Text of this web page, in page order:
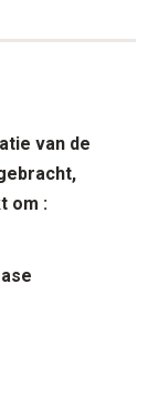
van de
om :